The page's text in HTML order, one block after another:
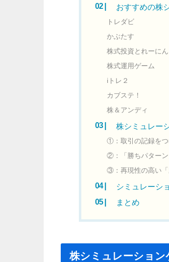
おすすめの株
トレダビ
かぶたす
株式投資とれーに
株式運用ゲーム
iトレ２
カブステ！
株＆アンディ
株シミュレー
①：取引の記録をつ
②：「勝ちパターン
③：再現性の高い「
シミュレーシ
まとめ
株シミュレーション